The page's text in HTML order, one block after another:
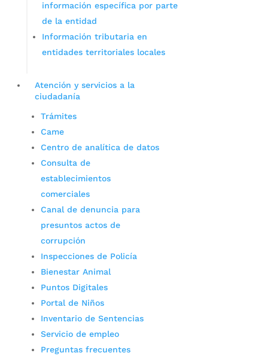
información específica por parte
de la entidad
Información tributaria en
entidades territoriales locales
Atención y servicios a la
ciudadanía
Trámites
Came
Centro de analítica de datos
Consulta de
establecimientos
comerciales
Canal de denuncia para
presuntos actos de
corrupción
Inspecciones de Policía
Bienestar Animal
Puntos Digitales
Portal de Niños
Inventario de Sentencias
Servicio de empleo
Preguntas frecuentes